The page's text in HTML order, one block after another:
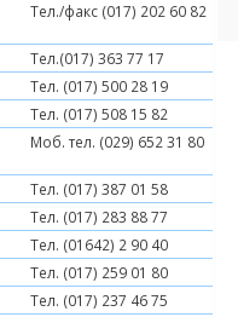
Тел./факс (017) 202 60 82
Тел.(017) 363 77 17
Тел. (017) 500 28 19
Тел. (017) 508 15 82
Моб. тел. (029) 652 31 80
Тел. (017) 387 01 58
Тел. (017) 283 88 77
Тел. (01642) 2 90 40
Тел. (017) 259 01 80
Тел. (017) 237 46 75